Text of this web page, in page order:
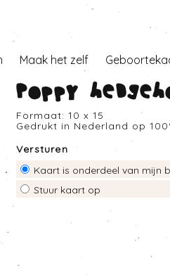
Maak het zelf
Poppy
Formaat: 10 x 15
Gedrukt in Nederland op
Versturen
Kaart is onderdeel van mijn
Stuur kaart op